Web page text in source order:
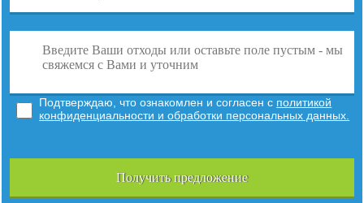
Подтверждаю, что ознакомлен и согласен с политикой
конфиденциальности и обработки персональных данных.
Получить предложение